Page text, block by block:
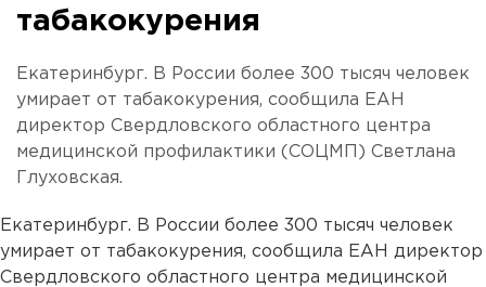
табакокурения
Екатеринбург. В России более 300 тысяч человек
умирает от табакокурения, сообщила ЕАН
директор Свердловского областного центра
медицинской профилактики (СОЦМП) Светлана
Глуховская.
Екатеринбург. В России более 300 тысяч человек
умирает от табакокурения, сообщила ЕАН директор
Свердловского областного центра медицинской